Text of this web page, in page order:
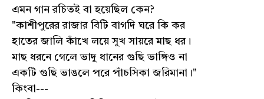
এমন গান রচিতই বা হয়েছিল কেন?
"কাশীপুরের রাজার বিটি বাগদি ঘরে কি কর
হাতের জালি কাঁখে লয়ে সুখ সায়রে মাছ ধর।
মাছ ধরনে গেলে ভাদু ধানের গুছি ভাঙ্গিও না
একটি গুছি ভাঙলে পরে পাঁচসিকা জরিমানা।"
কিংবা---